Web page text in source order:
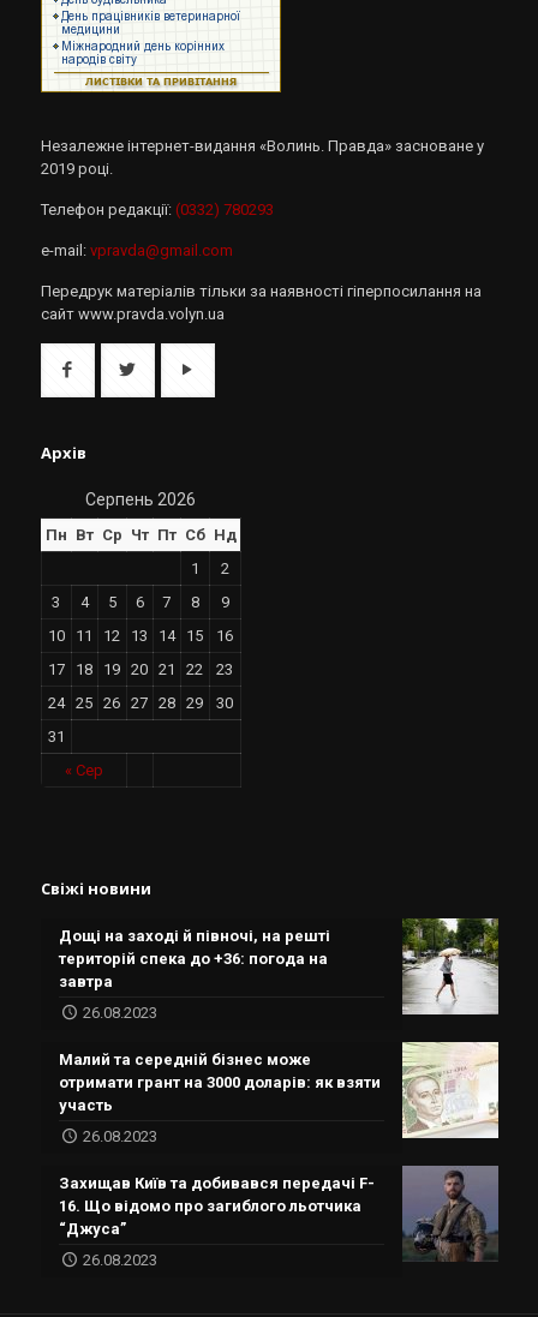
Незалежне інтернет-видання «Волинь. Правда» засноване у
2019 році.
Телефон редакції: (0332) 780293
e-mail: vpravda@gmail.com
Передрук матеріалів тільки за наявності гіперпосилання на
сайт www.pravda.volyn.ua
Архів
Серпень 2026
Пн Вт Ср Чт Пт Сб Нд
« Сер
1
2
3
4 5 6 7 8
9
10
11 12 13 14 15
16
17
18 19 20 21 22
23
24
25 26 27 28 29
30
31
Свіжі новини
Дощі на заході й півночі, на решті
територій спека до +36: погода на
завтра
26.08.2023
Малий та середній бізнес може
отримати грант на 3000 доларів: як взяти
участь
26.08.2023
Захищав Київ та добивався передачі F-
16. Що відомо про загиблого льотчика
“Джуса”
26.08.2023